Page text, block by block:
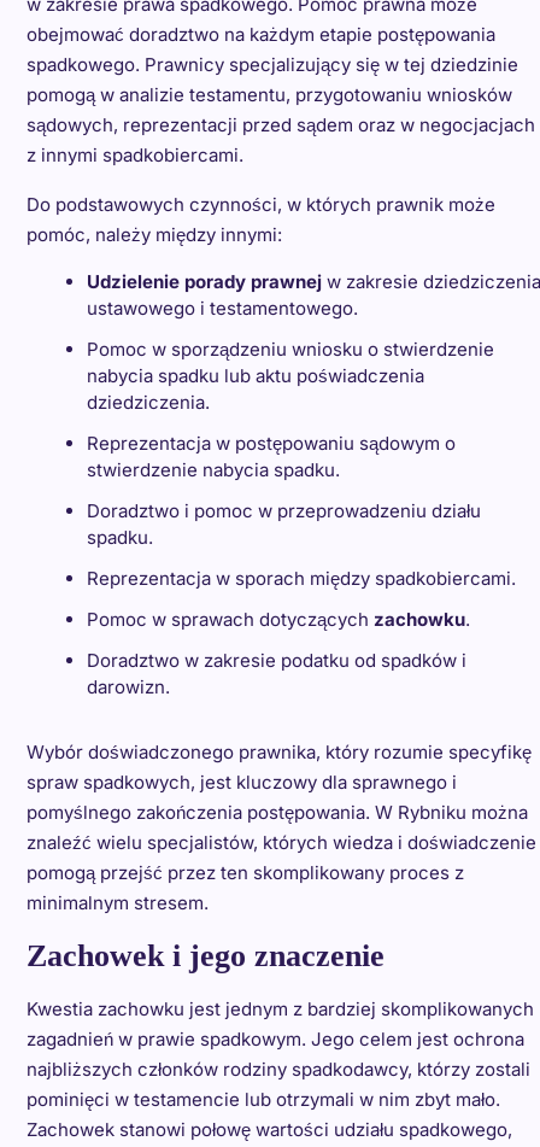
obejmować doradztwo na każdym etapie postępowania
spadkowego. Prawnicy specjalizujący się w tej dziedzinie
pomogą w analizie testamentu, przygotowaniu wniosków
sądowych, reprezentacji przed sądem oraz w negocjacjach
z innymi spadkobiercami.
Do podstawowych czynności, w których prawnik może
pomóc, należy między innymi:
Udzielenie porady prawnejw zakresie dziedziczenia
ustawowego i testamentowego.
Pomoc w sporządzeniu wniosku o stwierdzenie
nabycia spadku lub aktu poświadczenia
dziedziczenia.
Reprezentacja w postępowaniu sądowym o
stwierdzenie nabycia spadku.
Doradztwo i pomoc w przeprowadzeniu działu
spadku.
Reprezentacja w sporach między spadkobiercami.
Pomoc w sprawach dotyczących zachowku.
Doradztwo w zakresie podatku od spadków i
darowizn.
Wybór doświadczonego prawnika, który rozumie specyfikę
spraw spadkowych, jest kluczowy dla sprawnego i
pomyślnego zakończenia postępowania. W Rybniku można
znaleźć wielu specjalistów, których wiedza i doświadczenie
pomogą przejść przez ten skomplikowany proces z
minimalnym stresem.
Zachowek i jego znaczenie
Kwestia zachowku jest jednym z bardziej skomplikowanych
zagadnień w prawie spadkowym. Jego celem jest ochrona
najbliższych członków rodziny spadkodawcy, którzy zostali
pominięci w testamencie lub otrzymali w nim zbyt mało.
Zachowek stanowi połowę wartości udziału spadkowego,